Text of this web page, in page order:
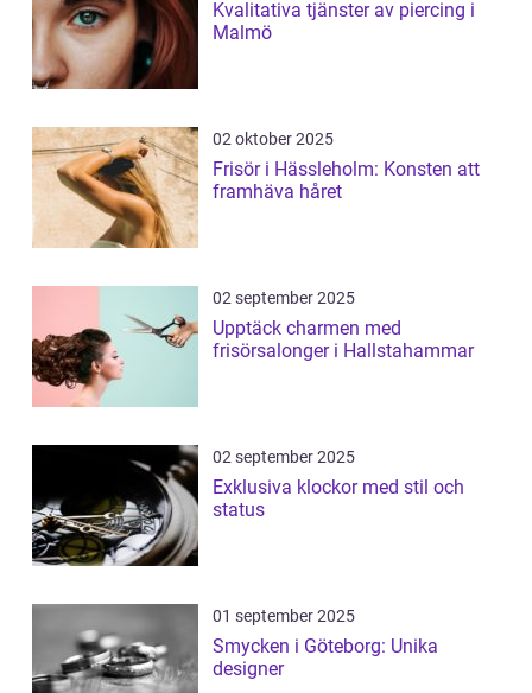
Kvalitativa tjänster av piercing i
Malmö
02 oktober 2025
Frisör i Hässleholm: Konsten att
framhäva håret
02 september 2025
Upptäck charmen med
frisörsalonger i Hallstahammar
02 september 2025
Exklusiva klockor med stil och
status
01 september 2025
Smycken i Göteborg: Unika
designer